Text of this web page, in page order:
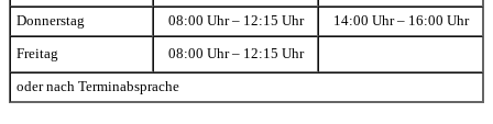
Donnerstag 08:00 Uhr – 12:15 Uhr 14:00 Uhr – 16:00 Uhr
Freitag 08:00 Uhr – 12:15 Uhr
oder nach Terminabsprache